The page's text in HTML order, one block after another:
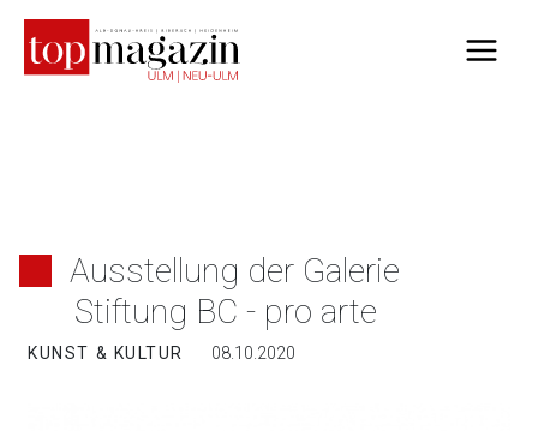
Inhalt
springen
Ausstellung der Galerie
Stiftung BC - pro arte
KUNST & KULTUR 08.10.2020